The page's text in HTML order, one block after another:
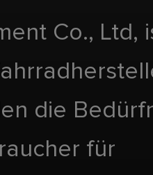
Co., Ltd,
die
für